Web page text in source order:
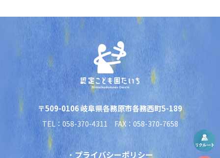
〒509-0106 岐阜県各務原市各務西町5-189
TEL：058-370-4311 FAX：058-370-7658
プライバシーポリシー